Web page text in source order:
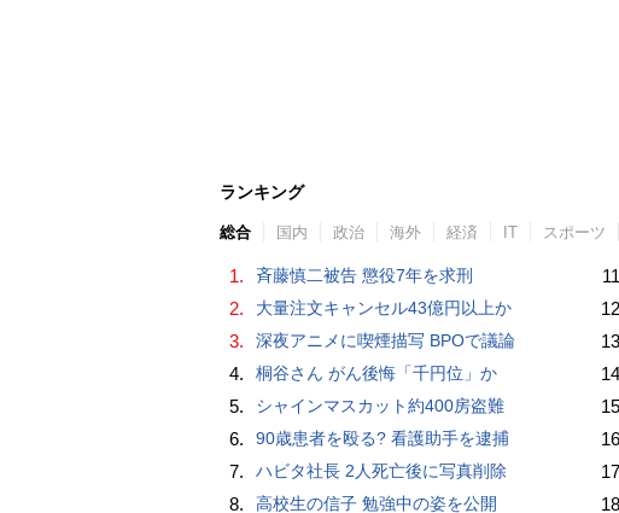
ランキング
総合 国内 政治 海外 経済 IT スポーツ
1. 斉藤慎二被告 懲役7年を求刑
2. 大量注文キャンセル43億円以上か
3. 深夜アニメに喫煙描写 BPOで議論
4. 桐谷さん がん後悔「千円位」か
5. シャインマスカット約400房盗難
6. 90歳患者を殴る? 看護助手を逮捕
7. ハビタ社長 2人死亡後に写真削除
8. 高校生の信子 勉強中の姿を公開